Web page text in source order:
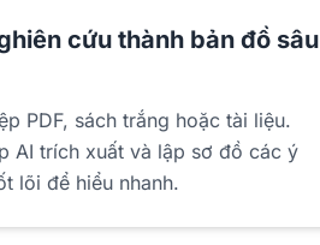
cứu thành bản đồ sâu
PDF, sách trắng hoặc tài liệu.
AI trích xuất và lập sơ đồ các ý
lõi để hiểu nhanh.